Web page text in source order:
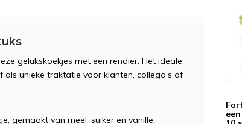
gelukskoekjes met een rendier. Het ideale
unieke traktatie voor klanten, collega’s of
gemaakt van meel, suiker en vanille,